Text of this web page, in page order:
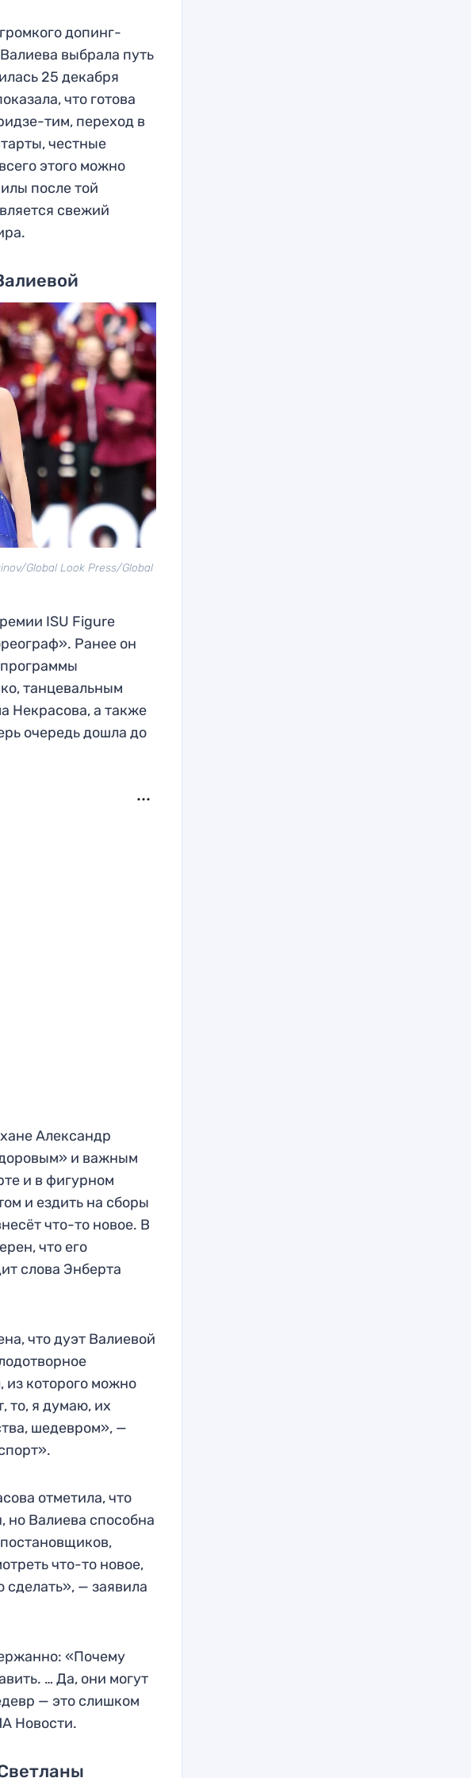
допинг-
выбрала путь
25 декабря
что готова
тим, переход в
честные
этого можно
после той
свежий
Global Look Press/Global
ISU Figure
Ранее он
танцевальным
Некрасова, а также
очередь дошла до
Александр
и важным
и в фигурном
и ездить на сборы
что-то новое. В
что его
слова Энберта
что дуэт Валиевой
из которого можно
то, я думаю, их
шедевром», —
отметила, что
но Валиева способна
что-то новое,
сделать», — заявила
«Почему
… Да, они могут
— это слишком
Новости.